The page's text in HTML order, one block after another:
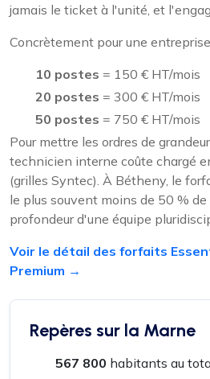
jamais le ticket à l'unité, et
Concrètement pour une
10 postes = 150 € HT/mois
20 postes = 300 € HT/mois
50 postes = 750 € HT/mois
Pour mettre les ordres de
technicien interne coûte chargé
(grilles Syntec). À Bétheny, le
le plus souvent moins de 50 %
profondeur d'une équipe
Voir le détail des forfaits
Premium →
Repères sur la Marne
567 800 habitants au